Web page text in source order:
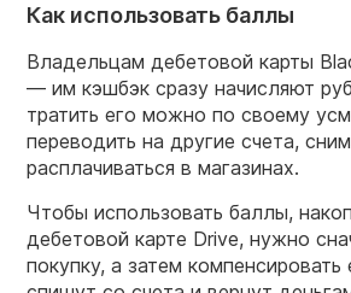
Как использовать баллы
Владельцам дебетовой карты
— им кэшбэк сразу начисляют
тратить его можно по своему
переводить на другие счета,
расплачиваться в магазинах.
Чтобы использовать баллы,
дебетовой карте Drive, нужно
покупку, а затем